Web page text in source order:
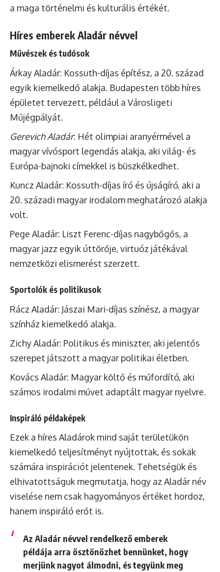
a maga történelmi és kulturális értékét.
Híres emberek Aladár névvel
Művészek és tudósok
Árkay Aladár: Kossuth-díjas építész, a 20. század
egyik kiemelkedő alakja. Budapesten több híres
épületet tervezett, például a Városligeti
Műjégpályát.
Gerevich Aladár: Hét olimpiai aranyérmével a
magyar vívósport legendás alakja, aki világ- és
Európa-bajnoki címekkel is büszkélkedhet.
Kuncz Aladár: Kossuth-díjas író és újságíró, aki a
20. századi magyar irodalom meghatározó alakja
volt.
Pege Aladár: Liszt Ferenc-díjas nagybőgős, a
magyar jazz egyik úttörője, virtuóz játékával
nemzetközi elismerést szerzett.
Sportolók és politikusok
Rácz Aladár: Jászai Mari-díjas színész, a magyar
színház kiemelkedő alakja.
Zichy Aladár: Politikus és miniszter, aki jelentős
szerepet játszott a magyar politikai életben.
Kovács Aladár: Magyar költő és műfordító, aki
számos irodalmi művet adaptált magyar nyelvre.
Inspiráló példaképek
Ezek a híres Aladárok mind saját területükön
kiemelkedő teljesítményt nyújtottak, és sokak
számára inspirációt jelentenek. Tehetségük és
elhivatottságuk megmutatja, hogy az Aladár név
viselése nem csak hagyományos értéket hordoz,
hanem inspiráló erőt is.
Az Aladár névvel rendelkező emberek
példája arra ösztönözhet bennünket, hogy
merjünk nagyot álmodni, és tegyünk meg